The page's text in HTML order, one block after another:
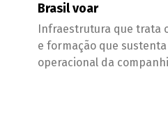
Brasil voar
Infraestrutura que trata
e formação que
operacional da